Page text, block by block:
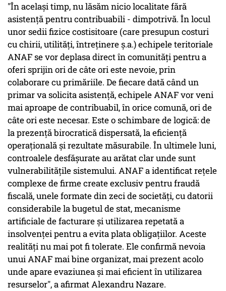
"În acelaşi timp, nu lăsăm nicio localitate fără
asistenţă pentru contribuabili - dimpotrivă. În locul
unor sedii fizice costisitoare (care presupun costuri
cu chirii, utilităţi, întreţinere ş.a.) echipele teritoriale
ANAF se vor deplasa direct în comunităţi pentru a
oferi sprijin ori de câte ori este nevoie, prin
colaborare cu primăriile. De fiecare dată când un
primar va solicita asistenţă, echipele ANAF vor veni
mai aproape de contribuabil, în orice comună, ori de
câte ori este necesar. Este o schimbare de logică: de
la prezenţă birocratică dispersată, la eficienţă
operaţională şi rezultate măsurabile. În ultimele luni,
controalele desfăşurate au arătat clar unde sunt
vulnerabilităţile sistemului. ANAF a identificat reţele
complexe de firme create exclusiv pentru fraudă
fiscală, unele formate din zeci de societăţi, cu datorii
considerabile la bugetul de stat, mecanisme
artificiale de facturare şi utilizarea repetată a
insolvenţei pentru a evita plata obligaţiilor. Aceste
realităţi nu mai pot fi tolerate. Ele confirmă nevoia
unui ANAF mai bine organizat, mai prezent acolo
unde apare evaziunea şi mai eficient în utilizarea
resurselor", a afirmat Alexandru Nazare.